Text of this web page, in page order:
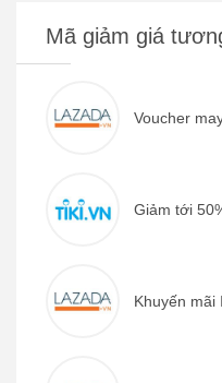
Mã giảm giá
Voucher
Giảm tới
Khuyến mãi